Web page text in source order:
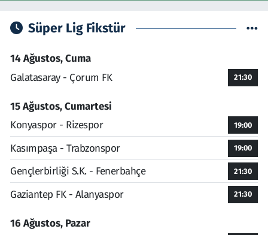
Süper Lig Fikstür
14 Ağustos, Cuma
Galatasaray - Çorum FK
21:30
15 Ağustos, Cumartesi
Konyaspor - Rizespor
19:00
Kasımpaşa - Trabzonspor 19:00
Gençlerbirliği S.K. - Fenerbahçe 21:30
Gaziantep FK - Alanyaspor 21:30
16 Ağustos, Pazar